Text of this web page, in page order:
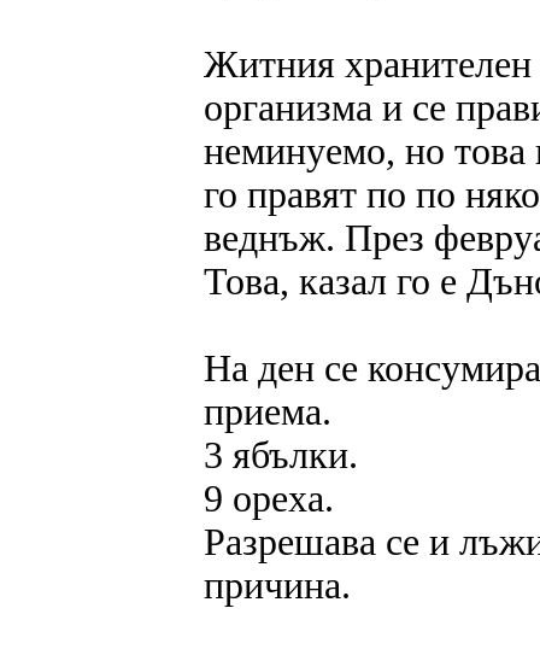
Житния
организма и се
неминуемо, но това
го правят по по
веднъж. През
Това, казал го е
На ден се
приема.
3 ябълки.
9 ореха.
Разрешава се и
причина.